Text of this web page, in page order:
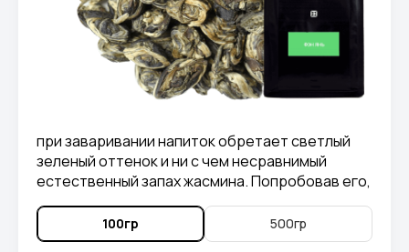
при заваривании напиток обретает светлый
зеленый оттенок и ни с чем несравнимый
естественный запах жасмина. Попробовав его,
вы ощутите изящный вкус первосортного
китайского зеленого чая с легким цветочным
послевкусием.
100гр 500гр